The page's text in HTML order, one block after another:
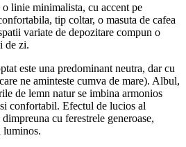
linie minimalista, cu accent pe
tip coltar, o masuta de cafea
variate de depozitare compun o
de zi.
este una predominant neutra, dar cu
ne aminteste cumva de mare). Albul,
de lemn natur se imbina armonios
confortabil. Efectul de lucios al
cu ferestrele generoase,
luminos.